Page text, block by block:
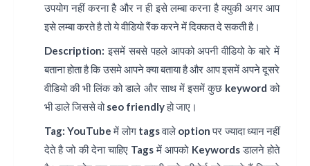
उपयोग नहीं करना है और न ही इसे लम्बा करना है क्युकी अगर आप
इसे लम्बा करते है तो ये वीडियो रैंक करने में दिक्कत दे सकती है।
Description:इसमें सबसे पहले आपको अपनी वीडियो के बारे में
बताना होता है कि उसमे आपने क्या बताया है और आप इसमें अपने दूसरे
वीडियो की भी लिंक को डाले और साथ में इसमें कुछ keyword को
भी डाले जिससे वोseo friendlyहो जाए।
Tag:YouTube में लोग tags वाले option पर ज्यादा ध्यान नहीं
देते है जो की देना चाहिए Tags में आपको Keywords डालने होते